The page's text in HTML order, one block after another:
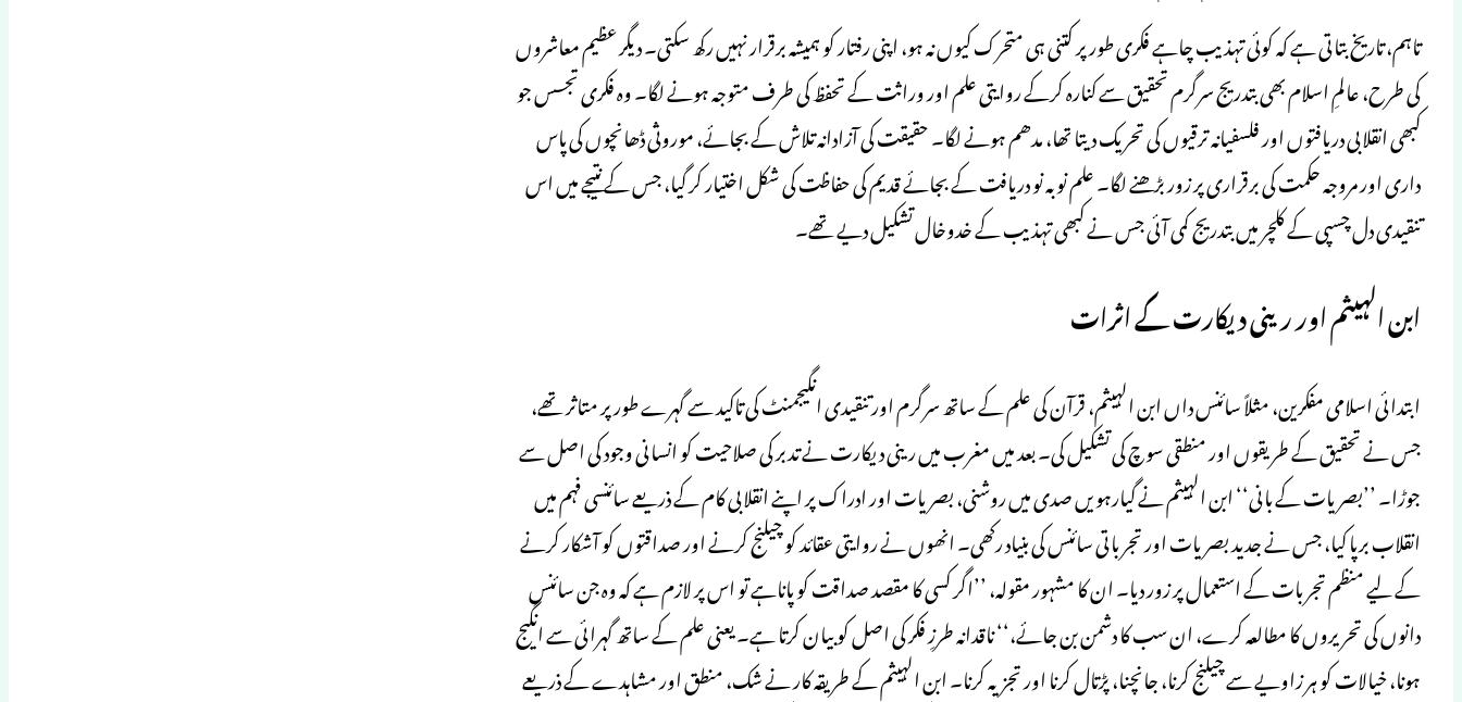
تاہم، تاریخ بتاتی ہے کہ کوئی تہذیب چاہے فکری طور پر کتنی ہی متحرک کیوں نہ ہو، اپنی رفتار کو ہمیشہ برقرار نہیں رکھ سکتی۔ دیگر عظیم معاشروں
کی طرح، عالمِ اسلام بھی بتدریج سرگرم تحقیق سے کنارہ کرکے روایتی علم اور وراثت کے تحفظ کی طرف متوجہ ہونے لگا۔ وہ فکری تجسس جو
کبھی انقلابی دریافتوں اور فلسفیانہ ترقیوں کی تحریک دیتا تھا، مدھم ہونے لگا۔ حقیقت کی آزادانہ تلاش کے بجائے، موروثی ڈھانچوں کی پاس
داری اور مروجہ حکمت کی برقراری پر زور بڑھنے لگا۔ علم نو بہ نو دریافت کے بجائے قدیم کی حفاظت کی شکل اختیار کر گیا، جس کے نتیجے میں اس
تنقیدی دل چسپی کے کلچر میں بتدریج کمی آئی جس نے کبھی تہذیب کے خدوخال تشکیل دیے تھے۔
ابن الہیثم اور رینی دیکارت کے اثرات
ابتدائی اسلامی مفکرین، مثلاً سائنس داں ابن الہیثم، قرآن کی علم کے ساتھ سرگرم اور تنقیدی انگیجمنٹ کی تاکید سے گہرے طور پر متاثر تھے،
جس نے تحقیق کے طریقوں اور منطقی سوچ کی تشکیل کی۔ بعد میں مغرب میں رینی دیکارت نے تدبر کی صلاحیت کو انسانی وجود کی اصل سے
جوڑا۔ ’’بصریات کے بانی‘‘ ابن الہیثم نے گیارہویں صدی میں روشنی، بصریات اور ادراک پر اپنے انقلابی کام کے ذریعے سائنسی فہم میں
انقلاب برپا کیا، جس نے جدید بصریات اور تجرباتی سائنس کی بنیاد رکھی۔ انھوں نے روایتی عقائد کو چیلنج کرنے اور صداقتوں کو آشکار کرنے
کے لیے منظم تجربات کے استعمال پر زور دیا۔ ان کا مشہور مقولہ، ’’اگر کسی کا مقصد صداقت کو پاناہے تو اس پر لازم ہے کہ وہ جن سائنس
دانوں کی تحریروں کا مطالعہ کرے، ان سب کا دشمن بن جائے،‘‘ ناقدانہ طرزِ فکر کی اصل کو بیان کرتا ہے۔ یعنی علم کے ساتھ گہرائی سے انگیج
ہونا، خیالات کو ہر زاویے سے چیلنج کرنا، جانچنا، پڑتال کرنا اور تجزیہ کرنا۔ ابن الہیثم کے طریقہ کار نے شک، منطق اور مشاہدے کے ذریعے